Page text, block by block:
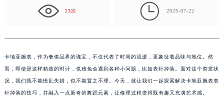
23次  2025-07-22
卡地亚腕表，作为奢侈品界的瑰宝，不仅代表了时间的流逝，更象征着品味与地位。然
而，即使是这样精致的时计，也难免会遇到各种小问题，比如表针掉落。面对这个突发状
况，我们既不能慌乱失措，也不能置之不理。今天，就让我们一起探索解决卡地亚腕表表
针掉落的技巧，并融入一点新奇的舞蹈元素，让修理过程变得既有趣又充满艺术感。